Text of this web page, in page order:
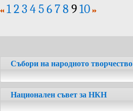
12345678 910
Събори на народното творчество
Национален съвет за НКН